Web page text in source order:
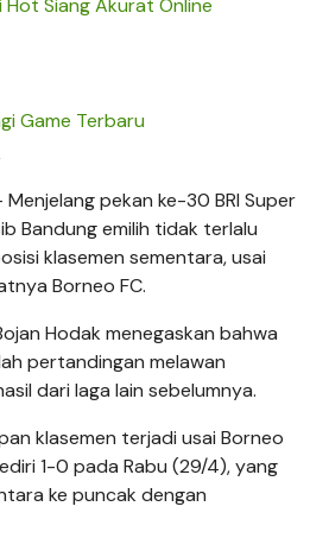
Hot Siang Akurat Online
Game Terbaru
Menjelang pekan ke-30 BRI Super
Bandung emilih tidak terlalu
klasemen sementara, usai
Borneo FC.
Hodak menegaskan bahwa
pertandingan melawan
dari laga lain sebelumnya.
klasemen terjadi usai Borneo
1-0 pada Rabu (29/4), yang
ke puncak dengan